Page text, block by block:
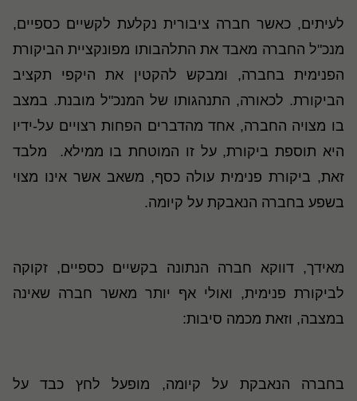
לעיתים, כאשר חברה ציבורית נקלעת לקשיים כספיים,
מנכ"ל החברה מאבד את התלהבותו מפונקציית הביקורת
הפנימית בחברה, ומבקש להקטין את היקפי תקציב
הביקורת. לכאורה, התנהגותו של המנכ"ל מובנת. במצב
בו מצויה החברה, אחד מהדברים הפחות רצויים על-ידיו
היא תוספת ביקורת, על זו המוטחת בו ממילא. מלבד
זאת, ביקורת פנימית עולה כסף, משאב אשר אינו מצוי
בשפע בחברה הנאבקת על קיומה.
מאידך, דווקא חברה הנתונה בקשיים כספיים, זקוקה
לביקורת פנימית, ואולי אף יותר מאשר חברה שאינה
במצבה, וזאת מכמה סיבות:
בחברה הנאבקת על קיומה, מופעל לחץ כבד על